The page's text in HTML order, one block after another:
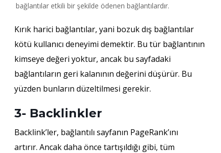
bağlantılar etkili bir şekilde ödenen bağlantılardır.
Kırık harici bağlantılar, yani bozuk dış bağlantılar
kötü kullanıcı deneyimi demektir. Bu tür bağlantının
kimseye değeri yoktur, ancak bu sayfadaki
bağlantıların geri kalanının değerini düşürür. Bu
yüzden bunların düzeltilmesi gerekir.
3- Backlinkler
Backlink’ler, bağlantılı sayfanın PageRank’ını
artırır. Ancak daha önce tartışıldığı gibi, tüm